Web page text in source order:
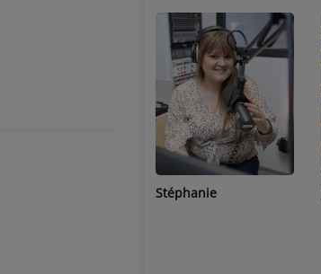
Stéphanie